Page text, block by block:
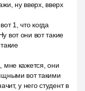
ну вверх, вверх
1, что когда
вот они вот такие
мне кажется, они
вот такими
у него студент в